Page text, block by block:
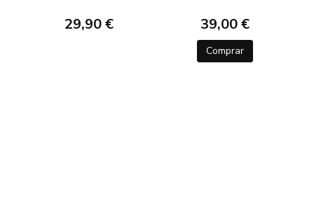
29,90 € 39,00 €
Comprar